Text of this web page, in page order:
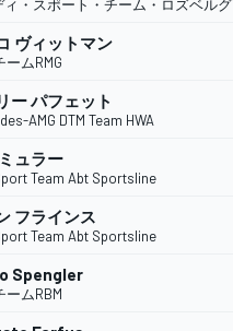
ィ・スポート・チーム・ロズベルグ
ヴィットマン
ームRMG
ー パフェット
AMG DTM Team HWA
ュラー
Team Abt Sportsline
フラインス
Team Abt Sportsline
Spengler
ームRBM